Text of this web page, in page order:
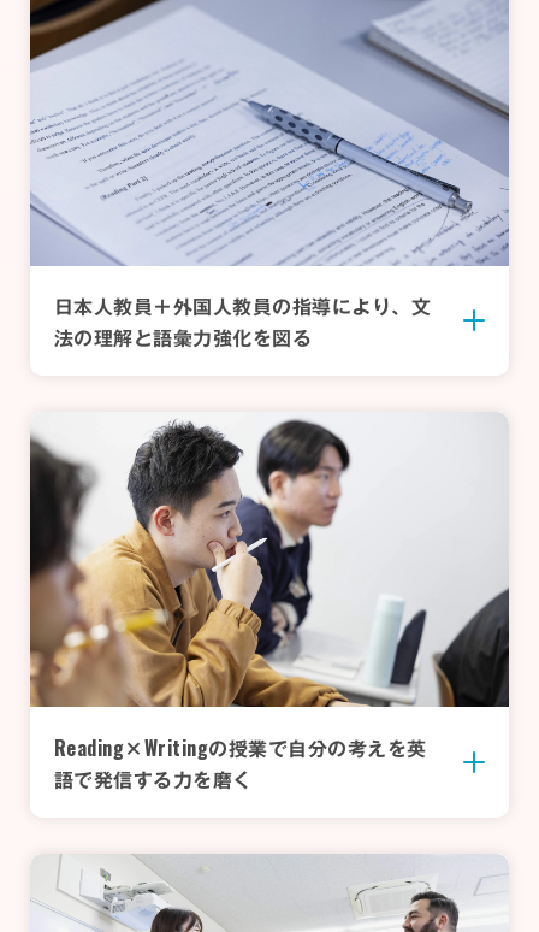
日本人教員＋外国人教員の指導により、 文
法の理解と語彙力強化を図る
Reading× Writingの授業で自分の考えを英
語で発信する力を磨く